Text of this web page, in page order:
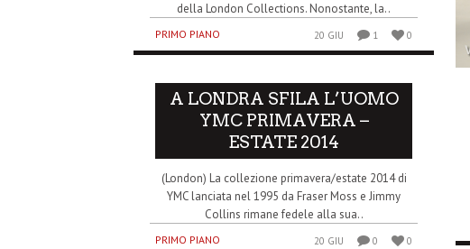
della London Collections. Nonostante, la..
PRIMO PIANO 20 GIU 1 0
A LONDRA SFILA L’UOMO
YMC PRIMAVERA –
ESTATE 2014
(London) La collezione primavera/estate 2014 di
YMC lanciata nel 1995 da Fraser Moss e Jimmy
Collins rimane fedele alla sua..
PRIMO PIANO 20 GIU 0 0